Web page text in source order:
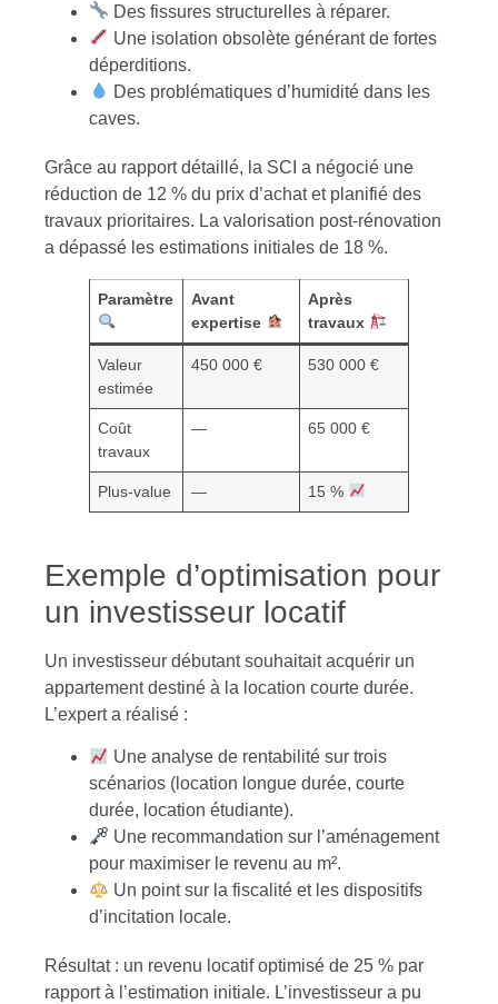
Des fissures structurelles à réparer.
Une isolation obsolète générant de fortes
déperditions.
Des problématiques d’humidité dans les
caves.
Grâce au rapport détaillé, la SCI a négocié une
réduction de 12 % du prix d’achat et planifié des
travaux prioritaires. La valorisation post-rénovation
a dépassé les estimations initiales de 18 %.
Paramètre
Avant
expertise
Après
travaux
Valeur
estimée
450 000 € 530 000 €
Coût
travaux
— 65 000 €
Plus-value — 15 %
Exemple d’optimisation pour
un investisseur locatif
Un investisseur débutant souhaitait acquérir un
appartement destiné à la location courte durée.
L’expert a réalisé :
Une analyse de rentabilité sur trois
scénarios (location longue durée, courte
durée, location étudiante).
Une recommandation sur l’aménagement
pour maximiser le revenu au m².
Un point sur la fiscalité et les dispositifs
d’incitation locale.
Résultat : un revenu locatif optimisé de 25 % par
rapport à l’estimation initiale. L’investisseur a pu